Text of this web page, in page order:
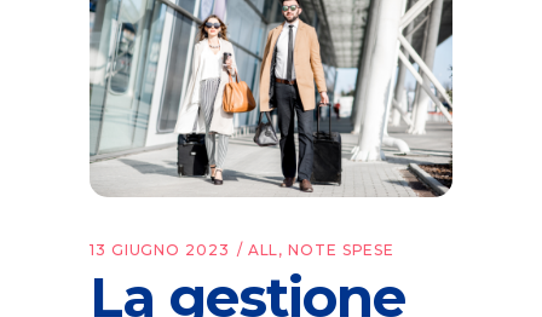
13 GIUGNO 2023 ALL ,NOTE SPESE
La gestione